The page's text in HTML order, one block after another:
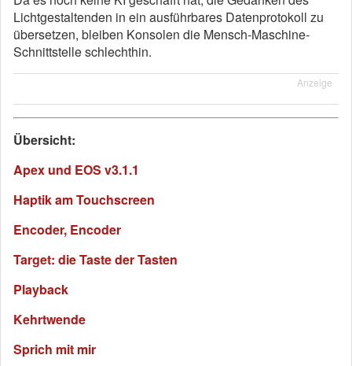
Lichtgestaltenden in ein ausführbares Datenprotokoll zu
übersetzen, bleiben Konsolen die Mensch-Maschine-
Schnittstelle schlechthin.
Anzeige
Übersicht:
Apex und EOS v3.1.1
Haptik am Touchscreen
Encoder, Encoder
Target: die Taste der Tasten
Playback
Kehrtwende
Sprich mit mir